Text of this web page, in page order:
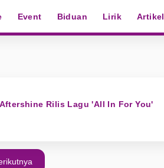
Event Biduan Lirik Artikel
Rilis Lagu 'All In For You'